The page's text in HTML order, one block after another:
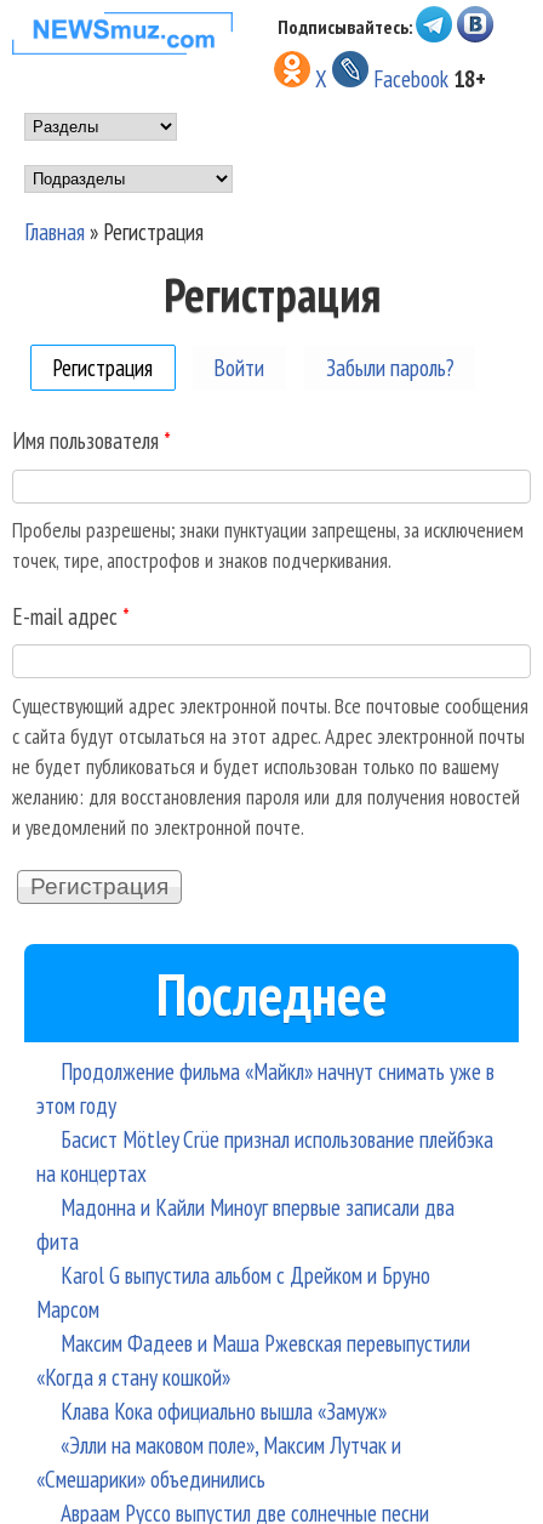
Перейти к основному
содержанию
НОВОСТИ
МУЗЫКИ И
ШОУ БИЗНЕСА
NEWSMUZ.COM
Подписывайтесь:
X Facebook 18+
Main menu
Подразделы
Главная» Регистрация
Регистрация
Регистрация (активная вкладка)
Войти Забыли пароль?
Имя пользователя *
Пробелы разрешены; знаки пунктуации запрещены, за исключением
точек, тире, апострофов и знаков подчеркивания.
E-mail адрес *
Существующий адрес электронной почты. Все почтовые сообщения
с сайта будут отсылаться на этот адрес. Адрес электронной почты
не будет публиковаться и будет использован только по вашему
желанию: для восстановления пароля или для получения новостей
и уведомлений по электронной почте.
Последнее
Продолжение фильма «Майкл» начнут снимать уже в
этом году
Басист Mötley Crüe признал использование плейбэка
на концертах
Мадонна и Кайли Миноуг впервые записали два
фита
Karol G выпустила альбом с Дрейком и Бруно
Марсом
Максим Фадеев и Маша Ржевская перевыпустили
«Когда я стану кошкой»
Клава Кока официально вышла «Замуж»
«Элли на маковом поле», Максим Лутчак и
«Смешарики» объединились
Авраам Руссо выпустил две солнечные песни